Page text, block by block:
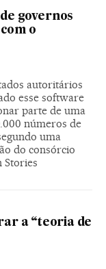
governos
o
autoritários
esse software
parte de uma
números de
uma
do consórcio
Stories
a “teoria de